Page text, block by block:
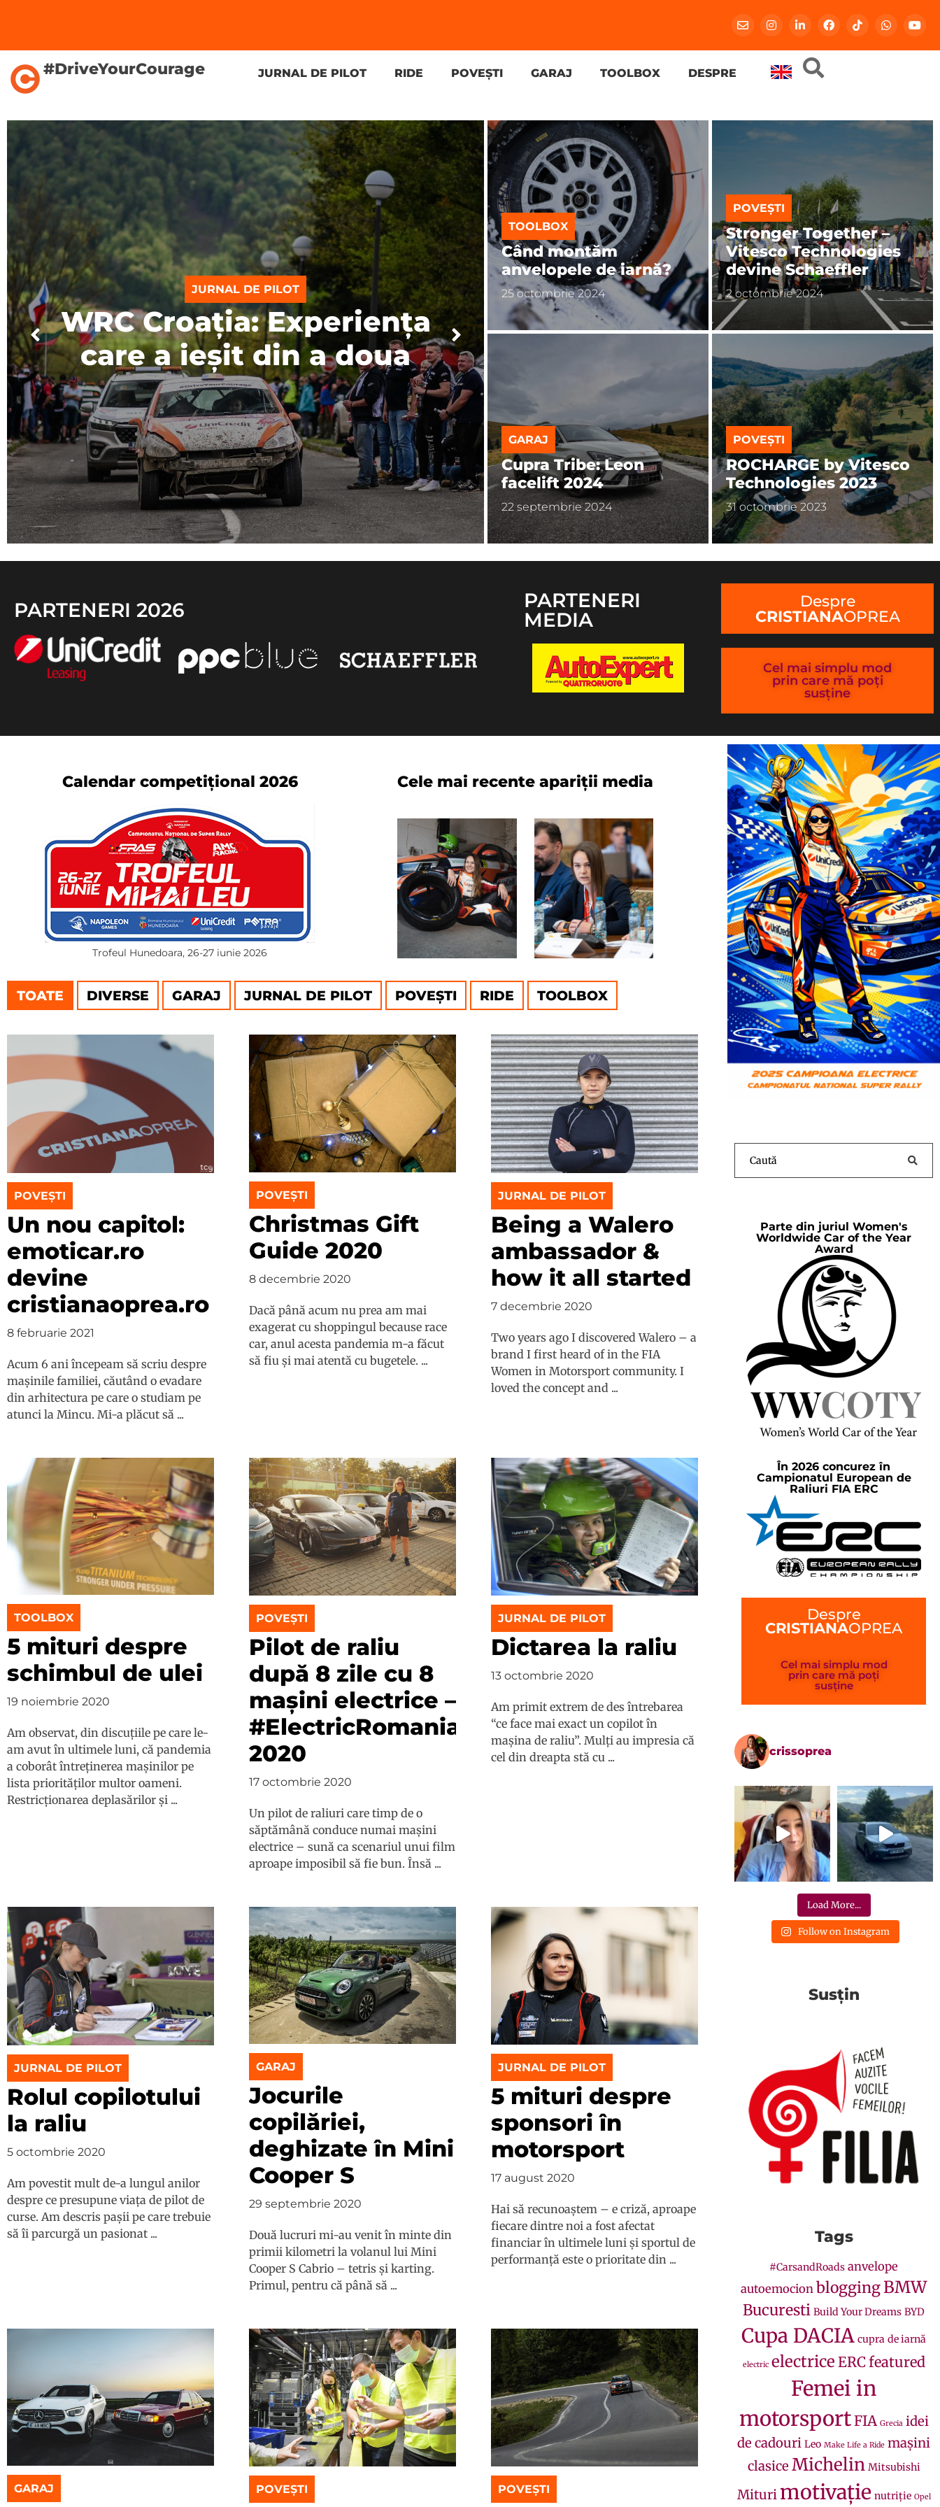
#DriveYourCourage JURNAL DE PILOT RIDE POVEȘTI GARAJ TOOLBOX DESPRE
JURNAL DE PILOT
WRC Croația: Experiența
care a ieșit din a doua
TOOLBOX
Când montăm
anvelopele de iarnă?
25 octombrie 2024
POVEȘTI
Stronger Together –
Vitesco Technologies
devine Schaeffler
2 octombrie 2024
GARAJ
Cupra Tribe: Leon
facelift 2024
22 septembrie 2024
POVEȘTI
ROCHARGE by Vitesco
Technologies 2023
31 octombrie 2023
PARTENERI 2026
PARTENERI
MEDIA
Despre
CRISTIANAOPREA
Cel mai simplu mod
prin care mă poți
susține
Calendar competițional 2026
Trofeul Hunedoara, 26-27 iunie 2026
Super Rally Timișoara, 28-29 august 2026 Super Rally București, 10 octombrie 2026
Cele mai recente apariții media
TOATE DIVERSE GARAJ JURNAL DE PILOT POVEȘTI RIDE TOOLBOX
POVEȘTI
Un nou capitol:
emoticar.ro
devine
cristianaoprea.ro
8 februarie 2021
Acum 6 ani începeam să scriu despre
mașinile familiei, căutând o evadare
din arhitectura pe care o studiam pe
atunci la Mincu. Mi-a plăcut să ...
POVEȘTI
Christmas Gift
Guide 2020
8 decembrie 2020
Dacă până acum nu prea am mai
exagerat cu shoppingul because race
car, anul acesta pandemia m-a făcut
să fiu și mai atentă cu bugetele. ...
JURNAL DE PILOT
Being a Walero
ambassador &
how it all started
7 decembrie 2020
Two years ago I discovered Walero – a
brand I first heard of in the FIA
Women in Motorsport community. I
loved the concept and ...
TOOLBOX
5 mituri despre
schimbul de ulei
19 noiembrie 2020
Am observat, din discuțiile pe care le-
am avut în ultimele luni, că pandemia
a coborât întreținerea mașinilor pe
lista priorităților multor oameni.
Restricționarea deplasărilor și ...
POVEȘTI
Pilot de raliu
după 8 zile cu 8
mașini electrice –
#ElectricRomania
2020
17 octombrie 2020
Un pilot de raliuri care timp de o
săptămână conduce numai mașini
electrice – sună ca scenariul unui film
aproape imposibil să fie bun. Însă ...
JURNAL DE PILOT
Dictarea la raliu
13 octombrie 2020
Am primit extrem de des întrebarea
“ce face mai exact un copilot în
mașina de raliu”. Mulți au impresia că
cel din dreapta stă cu ...
JURNAL DE PILOT
Rolul copilotului
la raliu
5 octombrie 2020
Am povestit mult de-a lungul anilor
despre ce presupune viața de pilot de
curse. Am descris pașii pe care trebuie
să îi parcurgă un pasionat ...
GARAJ
Jocurile
copilăriei,
deghizate în Mini
Cooper S
29 septembrie 2020
Două lucruri mi-au venit în minte din
primii kilometri la volanul lui Mini
Cooper S Cabrio – tetris și karting.
Primul, pentru că până să ...
JURNAL DE PILOT
5 mituri despre
sponsori în
motorsport
17 august 2020
Hai să recunoaștem – e criză, aproape
fiecare dintre noi a fost afectat
financiar în ultimele luni și sportul de
performanță este o prioritate din ...
GARAJ POVEȘTI POVEȘTI
Parte din juriul Women's
Worldwide Car of the Year
Award
În 2026 concurez în
Campionatul European de
Raliuri FIA ERC
Despre
CRISTIANAOPREA
Cel mai simplu mod
prin care mă poți
susține
crissoprea
Load More...
Follow on Instagram
Susțin
Tags
#CarsandRoads anvelope
autoemocionbloggingBMW
Bucuresti Build Your Dreams BYD
Cupa DACIA cupra de iarnă
electric electrice ERCfeatured
Femei in
motorsportFIA Grecia idei
de cadouri Leo Make Life a Ride mașini
clasice Michelin Mitsubishi
Mituri motivație nutriție Opel